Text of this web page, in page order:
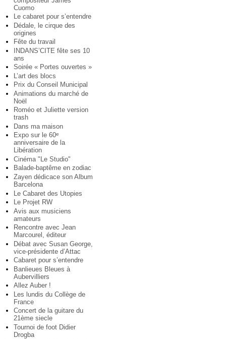
Cuomo
Le cabaret pour s’entendre
Dédale, le cirque des
origines
Fête du travail
INDANS’CITE fête ses 10
ans
Soirée « Portes ouvertes »
L’art des blocs
Prix du Conseil Municipal
Animations du marché de
Noël
Roméo et Juliette version
trash
Dans ma maison
Expo sur le 60e
anniversaire de la
Libération
Cinéma "Le Studio"
Balade-baptême en zodiac
Zayen dédicace son Album
Barcelona
Le Cabaret des Utopies
Le Projet RW
Avis aux musiciens
amateurs
Rencontre avec Jean
Marcourel, éditeur
Débat avec Susan George,
vice-présidente d’Attac
Cabaret pour s’entendre
Banlieues Bleues à
Aubervilliers
Allez Auber !
Les lundis du Collège de
France
Concert de la guitare du
21ème siecle
Tournoi de foot Didier
Drogba